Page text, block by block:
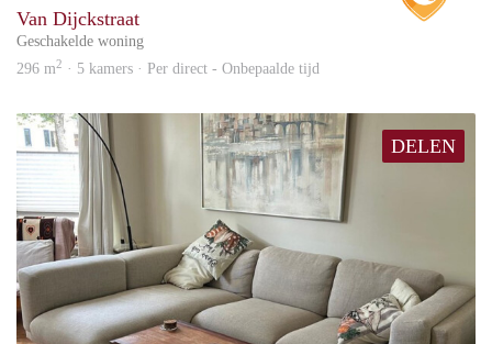
Van Dijckstraat
Geschakelde woning
296 m2 · 5 kamers · Per direct - Onbepaalde tijd
DELEN